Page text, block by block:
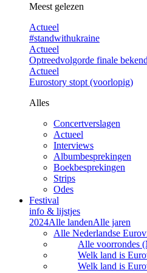
Meest gelezen
Actueel
#standwithukraine
Actueel
Optreedvolgorde finale bekend
Actueel
Eurostory stopt (voorlopig)
Alles
Concertverslagen
Actueel
Interviews
Albumbesprekingen
Boekbesprekingen
Strips
Odes
Festival
info & lijstjes
2024Alle landenAlle jaren
Alle Nederlandse
Alle voorrondes
Welk land is
Welk land is